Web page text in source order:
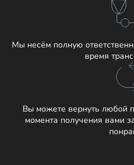
Мы несём полную
время
Вы можете вернуть любой
момента получения вами